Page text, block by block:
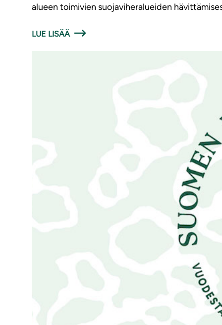
alueen toimivien suojaviheralueiden
LUE LISÄÄ